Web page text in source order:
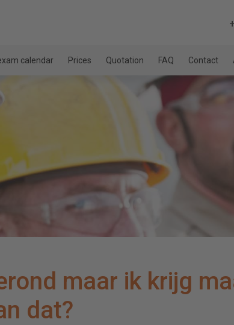
calendar Prices Quotation FAQ Contact
maar ik krijg
dat?